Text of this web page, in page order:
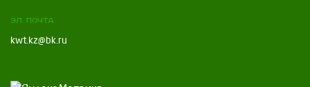
Эл. почта
kwt.kz@bk.ru